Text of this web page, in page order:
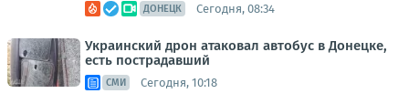
ДОНЕЦК Сегодня, 08:34
Украинский дрон атаковал автобус в Донецке,
есть пострадавший
СМИ Сегодня, 10:18